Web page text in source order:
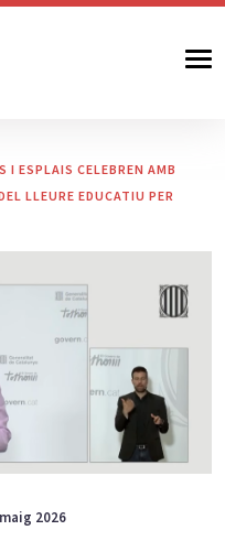
I ESPLAIS CELEBREN AMB
LLEURE EDUCATIU PER
2026